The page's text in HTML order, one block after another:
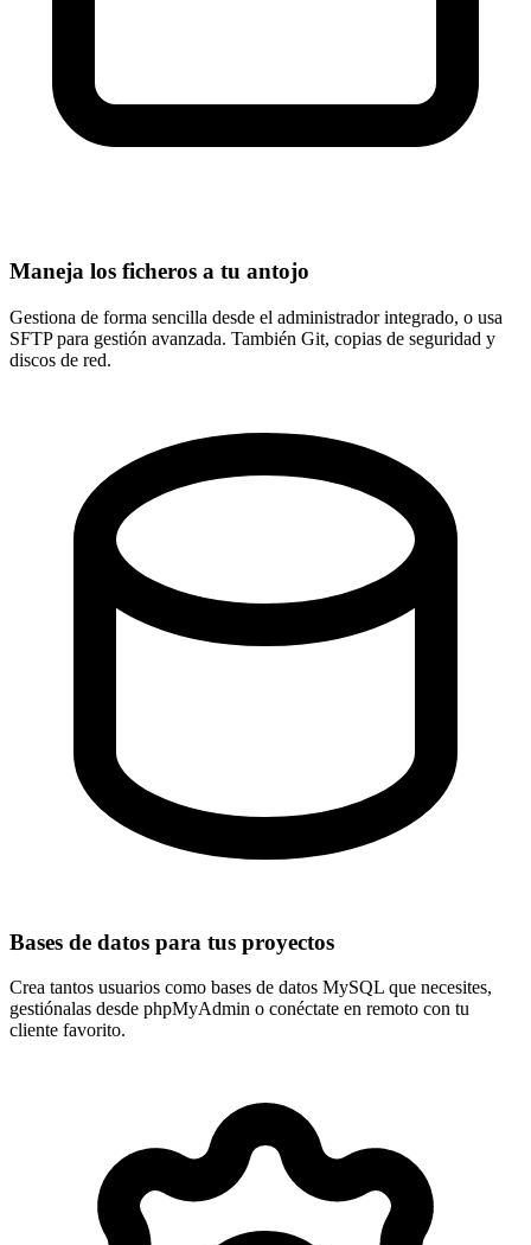
Maneja los ficheros a tu antojo
Gestiona de forma sencilla desde el administrador integrado, o usa
SFTP para gestión avanzada. También Git, copias de seguridad y
discos de red.
Bases de datos para tus proyectos
Crea tantos usuarios como bases de datos MySQL que necesites,
gestiónalas desde phpMyAdmin o conéctate en remoto con tu
cliente favorito.